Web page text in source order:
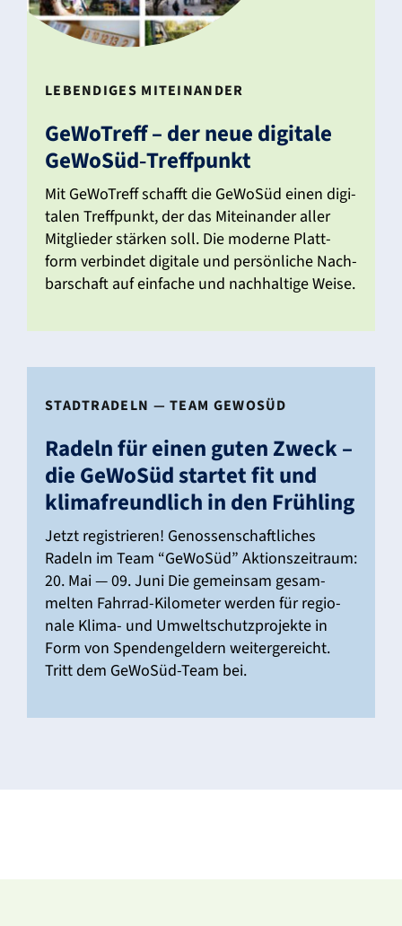
LEBEN­DIGES MITEIN­ANDER
GeWo­Treff – der neue digi­tale
GeWoSüd‑Treffpunkt
Mit GeWo­Treff schafft die GeWoSüd einen digi­
talen Treff­punkt, der das Mitein­ander aller
Mitglieder stärken soll. Die moderne Platt­
form verbindet digi­tale und persön­liche Nach­
bar­schaft auf einfache und nach­hal­tige Weise.
STADT­RA­DELN — TEAM GEWOSÜD
Radeln für einen guten Zweck –
die GeWoSüd startet fit und
klima­freund­lich in den Früh­ling
Jetzt regis­trieren! Genos­sen­schaft­li­ches
Radeln im Team “GeWoSüd” Akti­ons­zeit­raum:
20. Mai — 09. Juni Die gemeinsam gesam­
melten Fahrrad-Kilo­­­meter werden für regio­
nale Klima- und Umwelt­schutz­pro­jekte in
Form von Spen­den­gel­dern weiter­ge­reicht.
Tritt dem GeWoSüd-Team bei.